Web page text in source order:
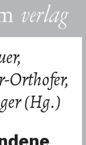
Orthofer,
(Hg.)